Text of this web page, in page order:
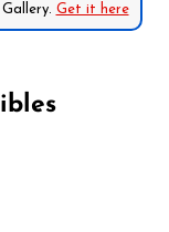
Get it here